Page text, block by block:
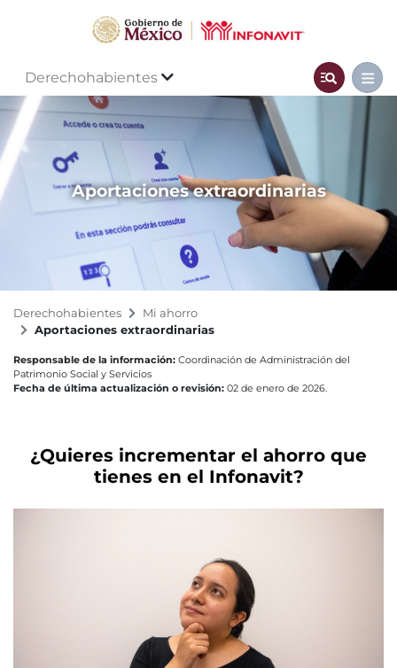
Derechohabientes
Aportaciones extraordinarias
Derechohabientes
Mi ahorro
Aportaciones extraordinarias
Responsable de la información: Coordinación de Administración del
Patrimonio Social y Servicios
Fecha de última actualización o revisión: 02 de enero de 2026.
¿Quieres incrementar el ahorro que
tienes en el Infonavit?